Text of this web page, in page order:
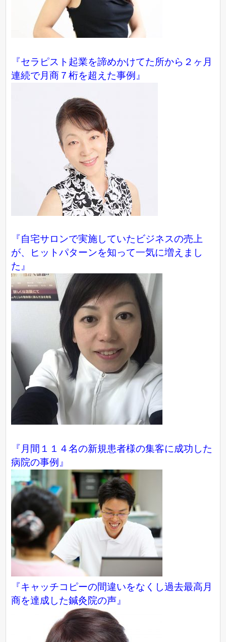
『セラピスト起業を諦めかけてた所から２ヶ月
連続で月商７桁を超えた事例』
『自宅サロンで実施していたビジネスの売上
が、ヒットパターンを知って一気に増えまし
た』
『月間１１４名の新規患者様の集客に成功した
病院の事例』
『キャッチコピーの間違いをなくし過去最高月
商を達成した鍼灸院の声』